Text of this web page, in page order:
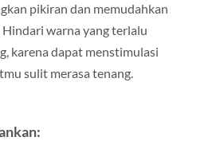
pikiran dan memudahkan
warna yang terlalu
karena dapat menstimulasi
sulit merasa tenang.